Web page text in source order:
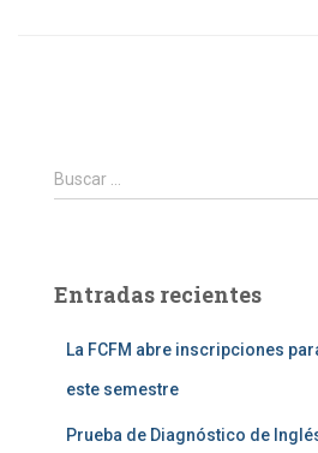
B
u
r
Buscar …
Entradas recientes
La FCFM abre inscripciones
este semestre
Prueba de Diagnóstico de